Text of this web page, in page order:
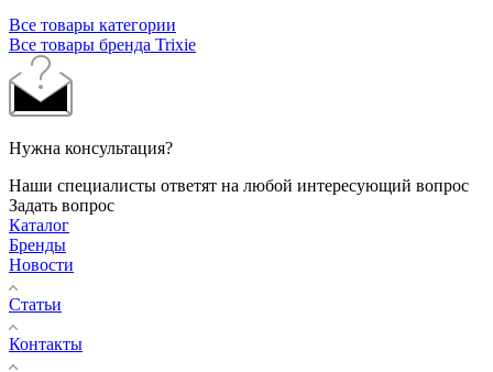
Все товары категории
Все товары бренда Trixie
Нужна консультация?
Наши специалисты ответят на любой интересующий вопрос
Задать вопрос
Каталог
Бренды
Новости
Статьи
Контакты